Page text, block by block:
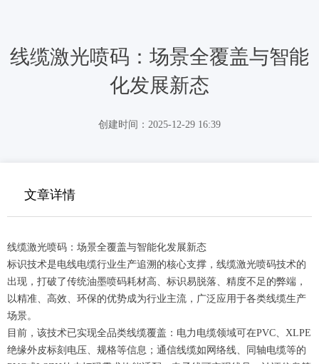
线缆激光喷码：场景全覆盖与智能
化发展新态
线缆激光喷码：场景全覆盖与智能化发展新态
标识技术是电线电缆行业生产追溯的核心支撑，线缆激光喷码技术的
出现，打破了传统油墨喷码耗材高、标识易脱落、精度不足的弊端，
以精准、高效、环保的优势成为行业主流，广泛应用于各类线缆生产
场景。
目前，该技术已实现全品类线缆覆盖：电力电缆领域可在PVC、XLPE
绝缘外皮标刻电压、规格等信息；通信线缆如网络线、同轴电缆等的
文章详情
创建时间： 2025-12-29 16:39